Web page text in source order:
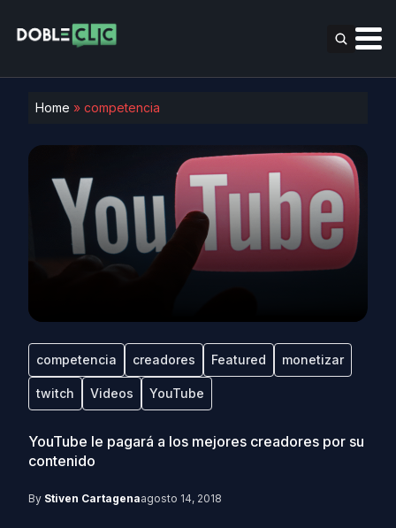
Home » competencia
competencia creadores Featured monetizar
twitch Videos YouTube
YouTube le pagará a los mejores creadores por su
contenido
By Stiven Cartagenaagosto 14, 2018